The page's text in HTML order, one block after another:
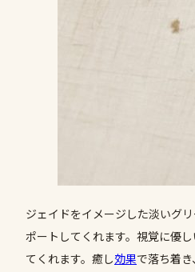
ジェイドをイメージした淡いグ
ポートしてくれます。視覚に優
てくれます。癒し効果で落ち着き